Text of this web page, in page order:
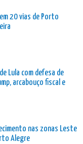
em 20 vias de Porto
Lula com defesa de
arcabouço fiscal e
nas zonas Leste
Alegre